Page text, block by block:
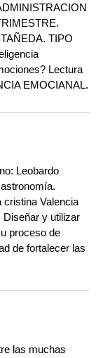
TIPO
Lectura
EMOCIANAL.
Leobardo
cristina Valencia
y utilizar
proceso de
de fortalecer las
las muchas